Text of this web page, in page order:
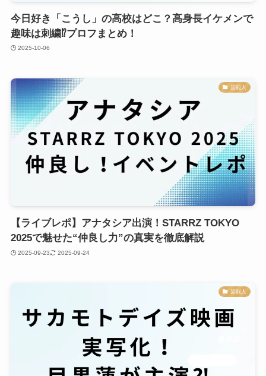
今日好き「こうし」の高校はどこ？高身長イケメンで
趣味は刺繍⁉︎プロフまとめ！
2025-10-06
芸能人
【ライブレポ】アナタシア出演！STARRZ TOKYO
2025で魅せた“仲良し力”の真実を徹底解説
2025-09-23 2025-09-24
芸能人